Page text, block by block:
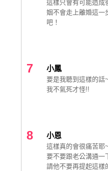
這樣只會有可能造成
姻不會走上離婚這一
吧！
7 小鳳
要是我聽到這樣的話~
我不氣死才怪!!
8 小恩
這樣真的會很痛苦耶~
要不要跟老公溝通一
請他不要再提起這樣